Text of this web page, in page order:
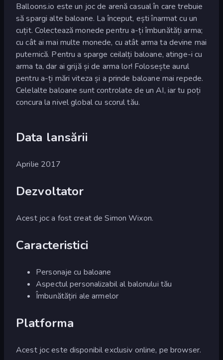
Balloons.io este un joc de arenă casual în care trebuie
să spargi alte baloane. La început, ești înarmat cu un
cuțit. Colectează monede pentru a-ți îmbunătăți arma;
cu cât ai mai multe monede, cu atât arma ta devine mai
puternică. Pentru a sparge ceilalți baloane, atinge-i cu
arma ta, dar ai grijă și de arma lor! Folosește aurul
pentru a-ți mări viteza și a prinde baloane mai repede.
Celelalte baloane sunt controlate de un AI, iar tu poți
concura la nivel global cu scorul tău.
Data lansării
Aprilie 2017
Dezvoltator
Acest joc a fost creat de Simon Wixon.
Caracteristici
Personaje cu baloane
Aspectul personalizabil al balonului tău
Îmbunătățiri ale armelor
Platforma
Acest joc este disponibil exclusiv online, pe browser.